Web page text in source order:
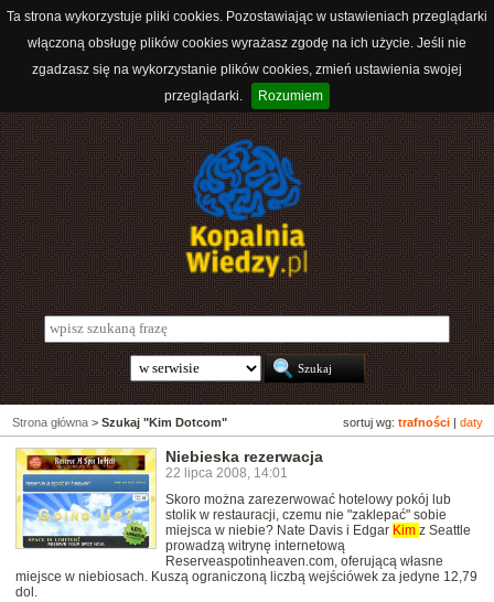
Ta strona wykorzystuje pliki cookies. Pozostawiając w ustawieniach przeglądarki
włączoną obsługę plików cookies wyrażasz zgodę na ich użycie. Jeśli nie
zgadzasz się na wykorzystanie plików cookies, zmień ustawienia swojej
przeglądarki.
Rozumiem
sortuj wg: trafności daty
Strona główna > Szukaj "Kim Dotcom"
Niebieska rezerwacja
22 lipca 2008, 14:01
Skoro można zarezerwować hotelowy pokój lub
stolik w restauracji, czemu nie "zaklepać" sobie
miejsca w niebie? Nate Davis i Edgar Kim z Seattle
prowadzą witrynę internetową
Reserveaspotinheaven.com, oferującą własne
miejsce w niebiosach. Kuszą ograniczoną liczbą wejściówek za jedyne 12,79
dol.